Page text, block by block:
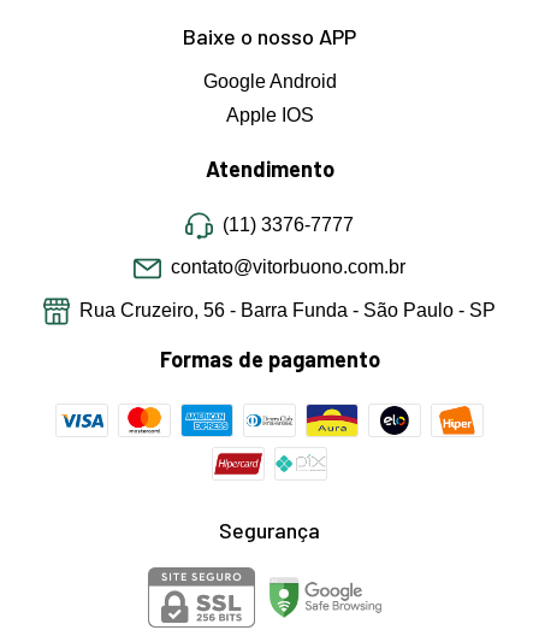
Baixe o nosso APP
Google Android
Apple IOS
Atendimento
(11) 3376-7777
contato@vitorbuono.com.br
Rua Cruzeiro, 56 - Barra Funda - São Paulo - SP
Formas de pagamento
Segurança